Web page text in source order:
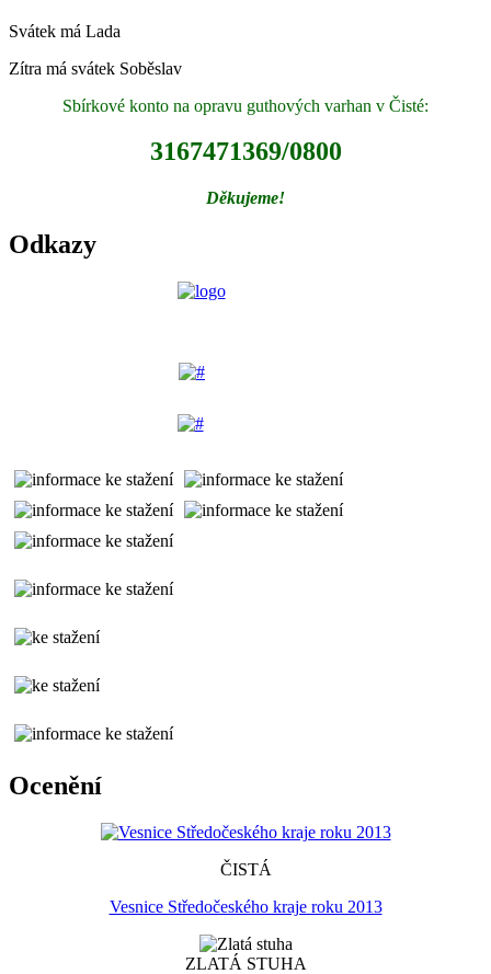
Svátek má Lada
Zítra má svátek Soběslav
Sbírkové konto na opravu guthových varhan v Čisté:
3167471369/0800
Děkujeme!
Odkazy
Ocenění
ČISTÁ
Vesnice Středočeského kraje roku 2013
ZLATÁ STUHA